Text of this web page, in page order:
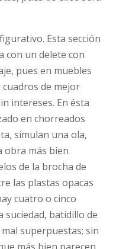
Esta sección
con un delete con
pues en muebles
de mejor
intereses. En ésta
en chorreados
simulan una ola,
obra más bien
de la brocha de
las plastas opacas
cuatro o cinco
suciedad, batidillo de
superpuestas; sin